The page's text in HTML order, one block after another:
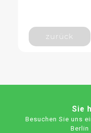
zurück
Sie
Besuchen Sie uns
Berlin